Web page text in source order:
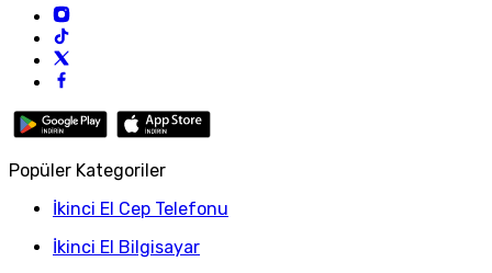
Popüler Kategoriler
İkinci El Cep Telefonu
İkinci El Bilgisayar